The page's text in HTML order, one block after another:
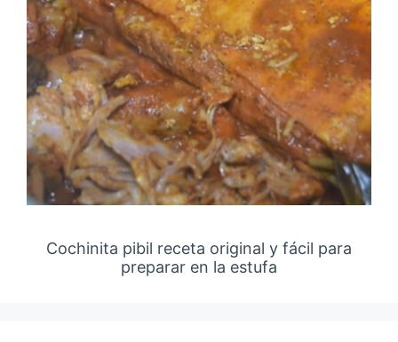
Cochinita pibil receta original y fácil para
preparar en la estufa